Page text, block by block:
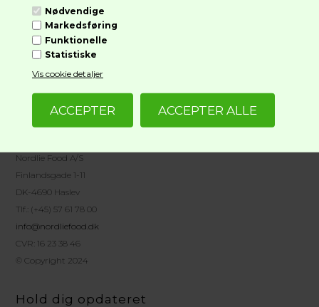
Nødvendige
Markedsføring
Funktionelle
Statistiske
Vis cookie detaljer
Nordlie Food A/S
Finlandsgade 1-11
DK-4690 Haslev
Tlf.: (+45) 57 61 78 00
info@nordliefood.dk
CVR: 16 23 38 46
© Copyright 2024
Hold dig opdateret